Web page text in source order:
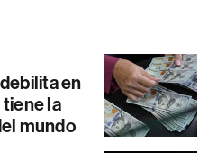
en
la
mundo